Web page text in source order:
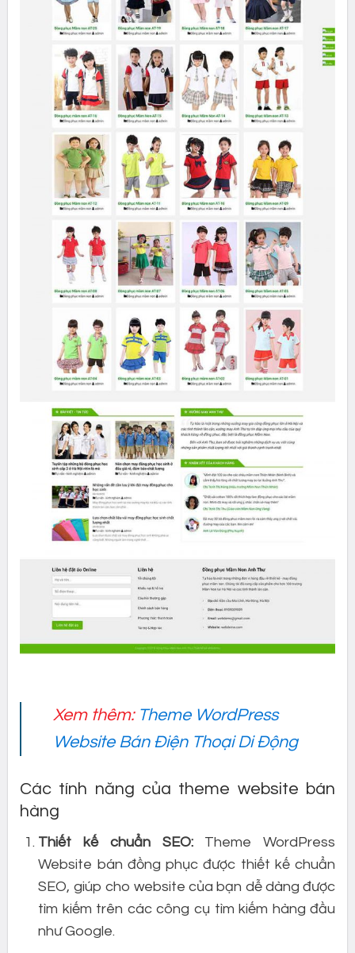
Xem thêm: Theme WordPress
Website Bán Điện Thoại Di Động
Các tính năng của theme website bán
hàng
Thiết kế chuẩn SEO:Theme WordPress
Website bán đồng phục được thiết kế chuẩn
SEO, giúp cho website của bạn dễ dàng được
tìm kiếm trên các công cụ tìm kiếm hàng đầu
như Google.